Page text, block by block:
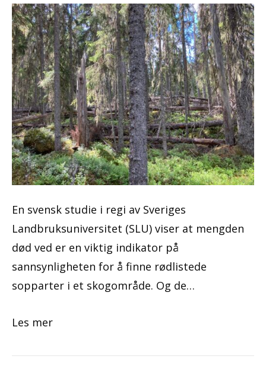
En svensk studie i regi av Sveriges
Landbruksuniversitet (SLU) viser at mengden
død ved er en viktig indikator på
sannsynligheten for å finne rødlistede
sopparter i et skogområde. Og de…
Les mer